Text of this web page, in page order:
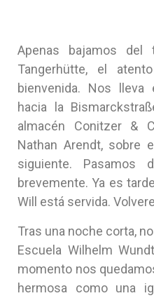
Apenas bajamos
Tangerhütte, el
bienvenida. Nos lleva
hacia la
almacén Conitzer &
Nathan Arendt, sobre
siguiente. Pasamos
brevemente. Ya es
Will está servida.
Tras una noche corta,
Escuela Wilhelm
momento nos
hermosa como una